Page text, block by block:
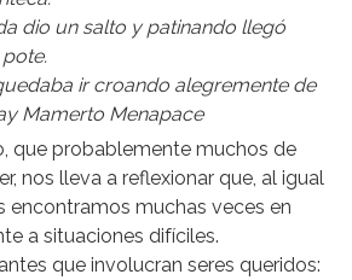
dio un salto y patinando llegó
ir croando alegremente de
Mamerto Menapace
que probablemente muchos de
nos lleva a reflexionar que, al igual
encontramos muchas veces en
a situaciones difíciles.
que involucran seres queridos: